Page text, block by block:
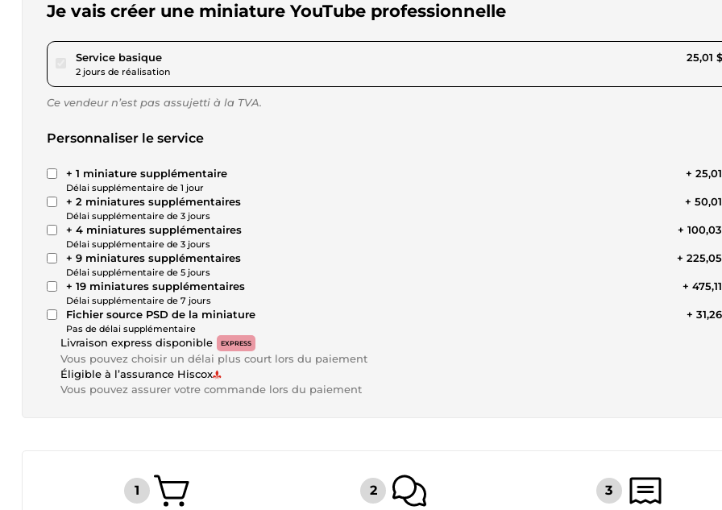
Je vais créer une miniature YouTube professionnelle
Service basiquepour 23,05 $US
2 jours de réalisation
25,01
Ce vendeur n’est pas assujetti à la TVA.
Personnaliser le service
+ 1 miniature supplémentaire
Délai supplémentaire de 1 jour
+
+ 2 miniatures supplémentaires
Délai supplémentaire de 3 jours
+
+ 4 miniatures supplémentaires
Délai supplémentaire de 3 jours
+
+ 9 miniatures supplémentaires
Délai supplémentaire de 5 jours
+
+ 19 miniatures supplémentaires
Délai supplémentaire de 7 jours
+
Fichier source PSD de la miniature
Pas de délai supplémentaire
+
Livraison express disponible EXPRESS
Vous pouvez choisir un délai plus court lors du paiement
Éligible à l’assurance Hiscox
Vous pouvez assurer votre commande lors du paiement